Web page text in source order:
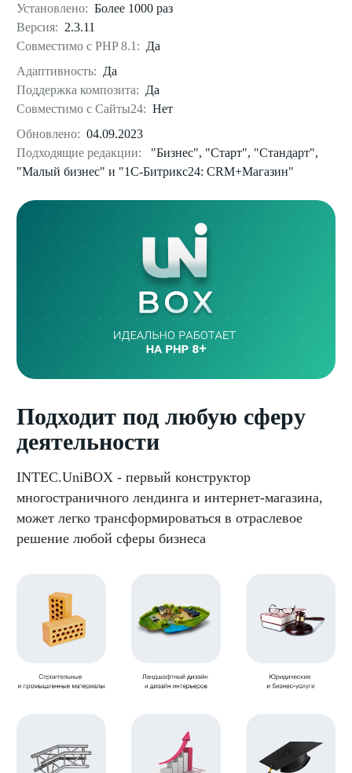
Установлено: Более 1000 раз
Версия: 2.3.11
Совместимо с PHP 8.1: Да
Адаптивность: Да
Поддержка композита: Да
Совместимо с Сайты24: Нет
Обновлено: 04.09.2023
Подходящие редакции:
"Бизнес", "Старт", "Стандарт",
"Малый бизнес" и "1С-Битрикс24: CRM+Магазин"
Подходит под любую сферу
деятельности
INTEC.UniBOX - первый конструктор
многостраничного лендинга и интернет-магазина,
может легко трансформироваться в отраслевое
решение любой сферы бизнеса